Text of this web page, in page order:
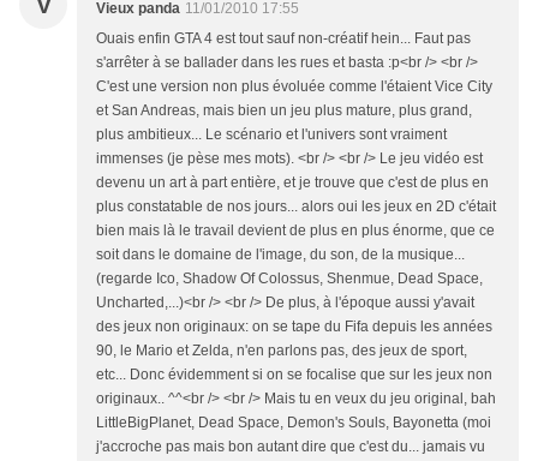
Vieux panda 11/01/2010 17:55
Ouais enfin GTA 4 est tout sauf non-créatif hein... Faut pas
s'arrêter à se ballader dans les rues et basta :p<br /> <br />
C'est une version non plus évoluée comme l'étaient Vice City
et San Andreas, mais bien un jeu plus mature, plus grand,
plus ambitieux... Le scénario et l'univers sont vraiment
immenses (je pèse mes mots). <br /> <br /> Le jeu vidéo est
devenu un art à part entière, et je trouve que c'est de plus en
plus constatable de nos jours... alors oui les jeux en 2D c'était
bien mais là le travail devient de plus en plus énorme, que ce
soit dans le domaine de l'image, du son, de la musique...
(regarde Ico, Shadow Of Colossus, Shenmue, Dead Space,
Uncharted,...)<br /> <br /> De plus, à l'époque aussi y'avait
des jeux non originaux: on se tape du Fifa depuis les années
90, le Mario et Zelda, n'en parlons pas, des jeux de sport,
etc... Donc évidemment si on se focalise que sur les jeux non
originaux.. ^^<br /> <br /> Mais tu en veux du jeu original, bah
LittleBigPlanet, Dead Space, Demon's Souls, Bayonetta (moi
j'accroche pas mais bon autant dire que c'est du... jamais vu